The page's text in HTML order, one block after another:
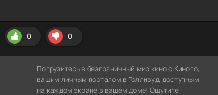
0 0
Погрузитесь в безграничный мир кино с Киного,
вашим личным порталом в Голливуд, доступным
на каждом экране в вашем доме! Ощутите